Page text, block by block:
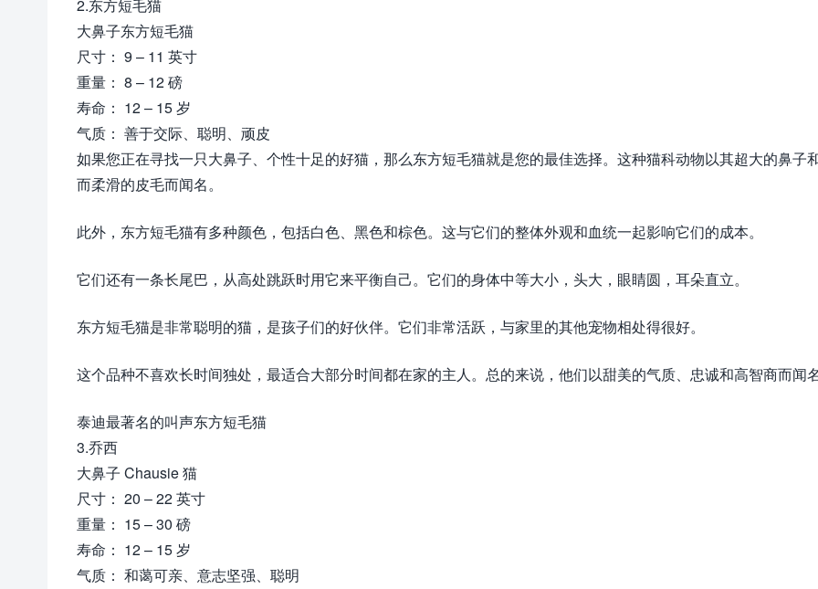
2.东方短毛猫
大鼻子东方短毛猫
尺寸： 9 – 11 英寸
重量： 8 – 12 磅
寿命： 12 – 15 岁
气质： 善于交际、聪明、顽皮
如果您正在寻找一只大鼻子、个性十足的好猫，那么东方短毛猫就是您的最佳选择。这种猫科动物以其超大的鼻子
而柔滑的皮毛而闻名。
此外，东方短毛猫有多种颜色，包括白色、黑色和棕色。这与它们的整体外观和血统一起影响它们的成本。
它们还有一条长尾巴，从高处跳跃时用它来平衡自己。它们的身体中等大小，头大，眼睛圆，耳朵直立。
东方短毛猫是非常聪明的猫，是孩子们的好伙伴。它们非常活跃，与家里的其他宠物相处得很好。
这个品种不喜欢长时间独处，最适合大部分时间都在家的主人。总的来说，他们以甜美的气质、忠诚和高智商而闻名
泰迪最著名的叫声东方短毛猫
3.乔西
大鼻子 Chausie 猫
尺寸： 20 – 22 英寸
重量： 15 – 30 磅
寿命： 12 – 15 岁
气质： 和蔼可亲、意志坚强、聪明